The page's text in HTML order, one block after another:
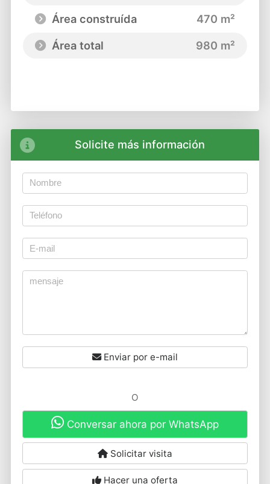
Área construída
470 m²
Área total
980 m²
Solicite más información
Enviar por e-mail
O
Conversar ahora por WhatsApp
Solicitar visita
Hacer una oferta